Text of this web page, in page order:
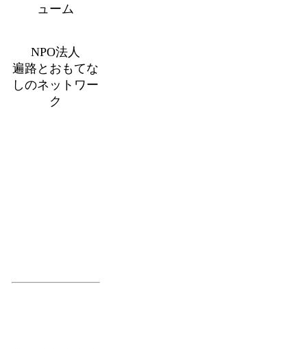
ューム
NPO法人
遍路とおもてな
しのネットワー
ク